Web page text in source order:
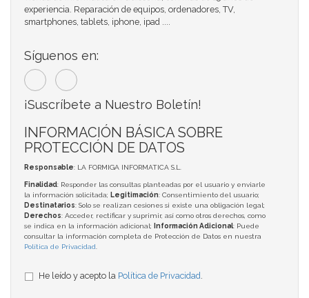
experiencia. Reparación de equipos, ordenadores, TV,
smartphones, tablets, iphone, ipad ....
Síguenos en:
¡Suscríbete a Nuestro Boletín!
INFORMACIÓN BÁSICA SOBRE
PROTECCIÓN DE DATOS
Responsable: LA FORMIGA INFORMATICA S.L.
Finalidad: Responder las consultas planteadas por el usuario y enviarle
la información solicitada; Legitimación: Consentimiento del usuario;
Destinatarios: Solo se realizan cesiones si existe una obligación legal;
Derechos: Acceder, rectificar y suprimir, así como otros derechos, como
se indica en la información adicional;
Información Adicional: Puede
consultar la información completa de Protección de Datos en nuestra
Política de Privacidad
He leído y acepto la Política de Privacidad